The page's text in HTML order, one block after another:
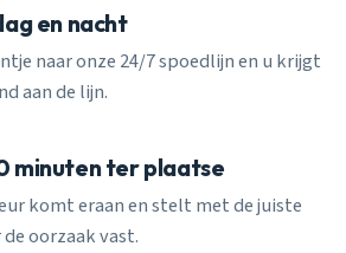
en nacht
naar onze 24/7 spoedlijn en u krijgt
aan de lijn.
minuten ter plaatse
komt eraan en stelt met de juiste
oorzaak vast.